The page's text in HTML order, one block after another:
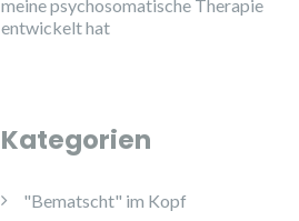
meine psychosomatische Therapie
entwickelt hat
Kategorien
"Bematscht" im Kopf